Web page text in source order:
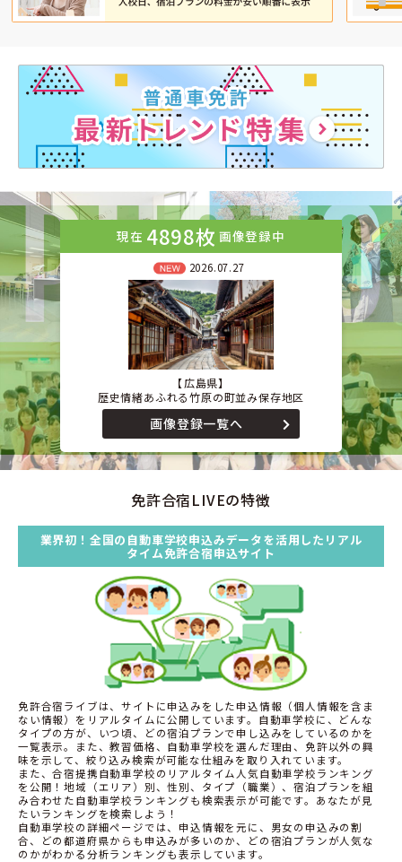
現在 4898枚 画像登録中
2026.07.27
広島県
歴史情緒あふれる竹原の町並み保存地区
画像登録一覧へ
免許合宿LIVEの特徴
業界初！全国の自動車学校申込みデータを活用したリアル
タイム免許合宿申込サイト
免許合宿ライブは、サイトに申込みをした申込情報（個人情報を含ま
ない情報）をリアルタイムに公開しています。自動車学校に、どんな
タイプの方が、いつ頃、どの宿泊プランで申し込みをしているのかを
一覧表示。また、教習価格、自動車学校を選んだ理由、免許以外の興
味を示して、絞り込み検索が可能な仕組みを取り入れています。
また、合宿提携自動車学校のリアルタイム人気自動車学校ランキング
を公開！地域（エリア）別、性別、タイプ（職業）、宿泊プランを組
み合わせた自動車学校ランキングも検索表示が可能です。あなたが見
たいランキングを検索しよう！
自動車学校の詳細ページでは、申込情報を元に、男女の申込みの割
合、どの都道府県からも申込みが多いのか、どの宿泊プランが人気な
のかがわかる分析ランキングも表示しています。